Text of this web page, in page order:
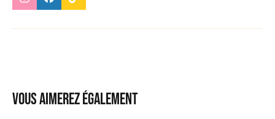
Vous aimerez également